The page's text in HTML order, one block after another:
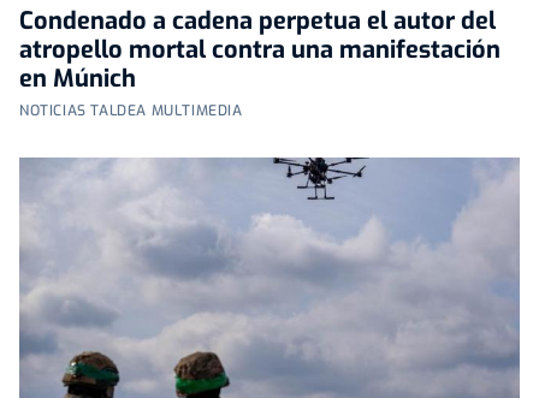
Condenado a cadena perpetua el autor del
atropello mortal contra una manifestación
en Múnich
NOTICIAS TALDEA MULTIMEDIA